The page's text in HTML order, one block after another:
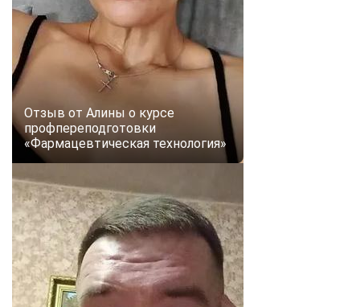
Отзыв от Алины о курсе
профпереподготовки
«Фармацевтическая технология»
Telegram WhatsApp
Vkontakte EMail
Max